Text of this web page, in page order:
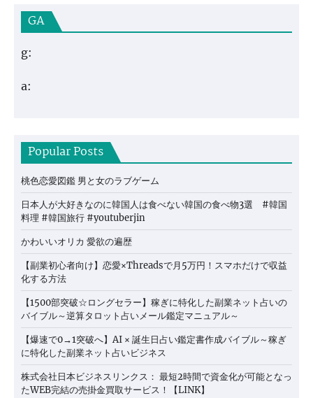
GA
g:
a:
Popular Posts
桃色恋愛図鑑 男と女のラブゲーム
日本人が大好きなのに韓国人は食べない韓国の食べ物3選 #韓国
料理 #韓国旅行 #youtuberjin
かわいいオリカ 愛欲の遍歴
【副業初心者向け】恋愛×Threadsで月5万円！スマホだけで収益
化する方法
【1500部突破☆ロングセラー】稼ぎに特化した副業ネット占いの
バイブル～逆算タロット占いメール鑑定マニュアル～
【爆速で0→1突破へ】AI × 誕生日占い鑑定書作成バイブル～稼ぎ
に特化した副業ネット占いビジネス
株式会社日本ビジネスリンクス： 最短2時間で資金化が可能となっ
たWEB完結の売掛金買取サービス！【LINK】